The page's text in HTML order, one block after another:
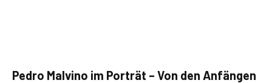
Pedro Malvino im Porträt – Von den Anfängen